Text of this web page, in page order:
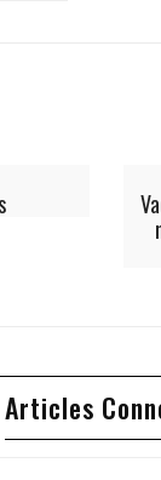
Articles